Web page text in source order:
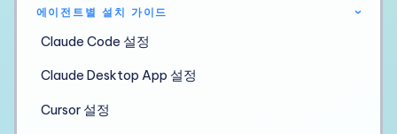
에이전트별 설치 가이드 ›
Claude Code 설정
Claude Desktop App 설정
Cursor 설정